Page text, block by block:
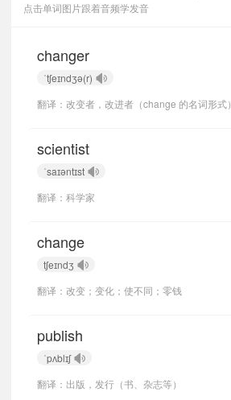
点击单词图片跟着音频学发音
changer
ˈtʃeɪndʒə(r)
翻译：改变者，改进者（change 的名词形式）
scientist
ˈsaɪəntɪst
翻译：科学家
change
tʃeɪndʒ
翻译：改变；变化；使不同；零钱
publish
ˈpʌblɪʃ
翻译：出版，发行（书、杂志等）